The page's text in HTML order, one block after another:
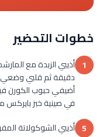
خطوات التحضير
1
أضيفي حبوب الكورن
في صينية خبز بايركس
5 أذيبي الشوكولاتة